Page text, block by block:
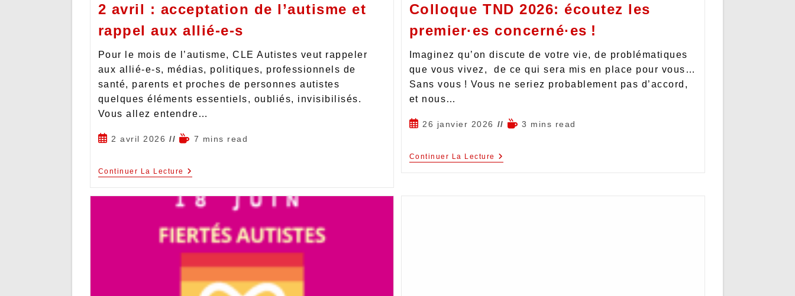
2 avril : acceptation de l’autisme et
rappel aux allié-e-s
Pour le mois de l’autisme, CLE Autistes veut rappeler
aux allié-e-s, médias, politiques, professionnels de
santé, parents et proches de personnes autistes
quelques éléments essentiels, oubliés, invisibilisés.
Vous allez entendre…
2 avril 2026 7 mins read
Continuer La Lecture
Colloque TND 2026: écoutez les
premier·es concerné·es !
Imaginez qu’on discute de votre vie, de problématiques
que vous vivez, de ce qui sera mis en place pour vous…
Sans vous ! Vous ne seriez probablement pas d’accord,
et nous…
26 janvier 2026 3 mins read
Continuer La Lecture